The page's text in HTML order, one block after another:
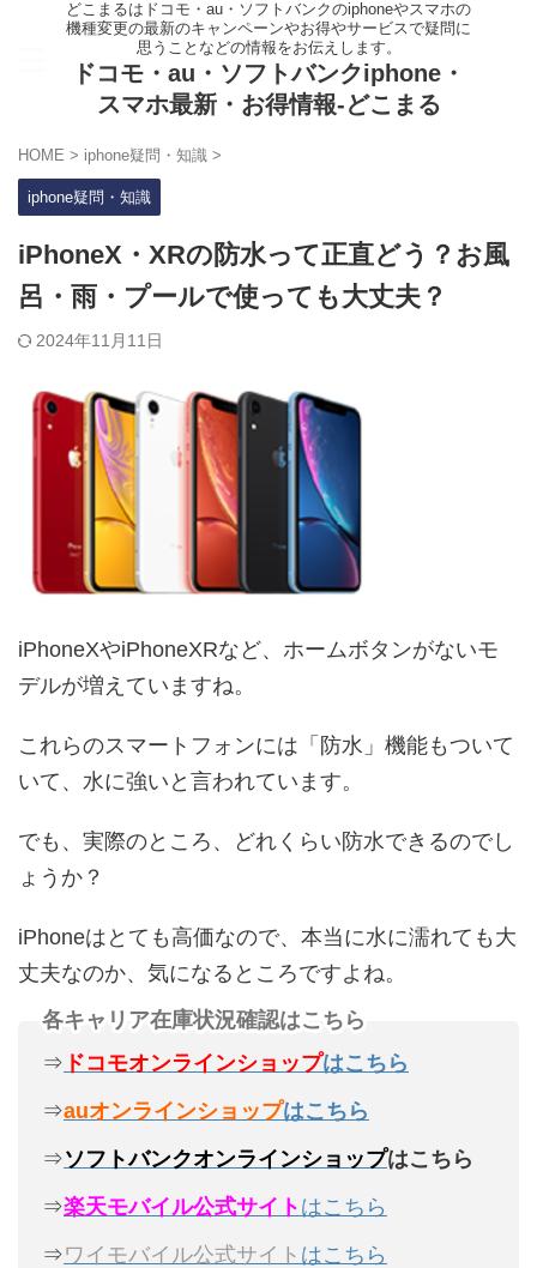
どこまるはドコモ・au・ソフトバンクのiphoneやスマホの
機種変更の最新のキャンペーンやお得やサービスで疑問に
思うことなどの情報をお伝えします。
ドコモ・au・ソフトバンクiphone・
スマホ最新・お得情報-どこまる
HOME > iphone疑問・知識 >
iphone疑問・知識
iPhoneX・XRの防水って正直どう？お風
呂・雨・プールで使っても大丈夫？
2024年11月11日
iPhoneXやiPhoneXRなど、ホームボタンがないモ
デルが増えていますね。
これらのスマートフォンには「防水」機能もついて
いて、水に強いと言われています。
でも、実際のところ、どれくらい防水できるのでし
ょうか？
iPhoneはとても高価なので、本当に水に濡れても大
丈夫なのか、気になるところですよね。
各キャリア在庫状況確認はこちら
⇒ ドコモオンラインショップはこちら
⇒auオンラインショップはこちら
⇒ソフトバンクオンラインショップはこちら
⇒楽天モバイル公式サイト はこちら
⇒ワイモバイル公式サイト はこちら